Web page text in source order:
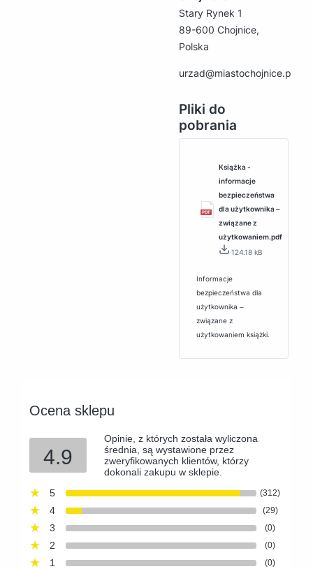
Stary Rynek 1
89-600 Chojnice,
Polska
urzad@miastochojnice.pl
Pliki do
pobrania
Książka -
informacje
bezpieczeństwa
dla użytkownika ‒
związane z
użytkowaniem.pdf
124.18 kB
Informacje
bezpieczeństwa dla
użytkownika ‒
związane z
użytkowaniem książki.
Ocena sklepu
4.9
Opinie, z których została wyliczona
średnia, są wystawione przez
zweryfikowanych klientów, którzy
dokonali zakupu w sklepie.
5
(312)
4 (29)
3 (0)
2 (0)
1 (0)